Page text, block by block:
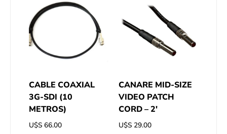
CABLE COAXIAL
3G-SDI (10
METROS)
U$S 66.00
CANARE MID-SIZE
VIDEO PATCH
CORD – 2′
U$S 29.00